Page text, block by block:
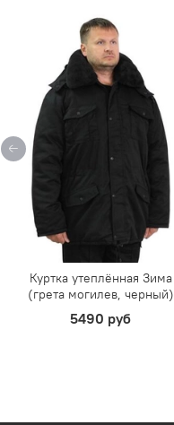
Куртка утеплённая Зима
(грета могилев, черный)
5490 руб